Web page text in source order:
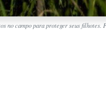
campo para proteger seus filhotes.